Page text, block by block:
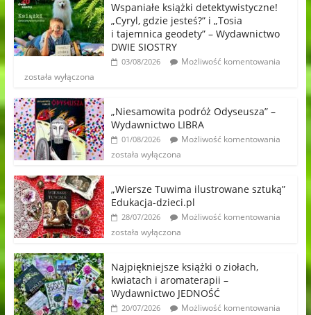
Wspaniałe książki detektywistyczne!
„Cyryl, gdzie jesteś?” i „Tosia
i tajemnica geodety” – Wydawnictwo
DWIE SIOSTRY
03/08/2026
Możliwość komentowania
została wyłączona
„Niesamowita podróż Odyseusza” –
Wydawnictwo LIBRA
01/08/2026
Możliwość komentowania
została wyłączona
„Wiersze Tuwima ilustrowane sztuką”
Edukacja-dzieci.pl
28/07/2026
Możliwość komentowania
została wyłączona
Najpiękniejsze książki o ziołach,
kwiatach i aromaterapii –
Wydawnictwo JEDNOŚĆ
20/07/2026
Możliwość komentowania